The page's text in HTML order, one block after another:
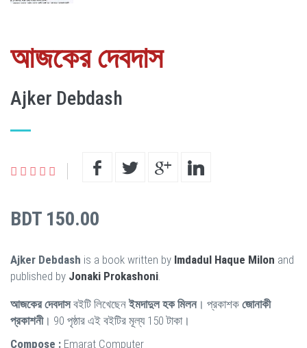
আজকের দেবদাস
Ajker Debdash
BDT 150.00
Ajker Debdash is a book written by Imdadul Haque Milon and
published by Jonaki Prokashoni
আজকের দেবদাসবইটি লিখেছেনইমদাদুল হক মিলন। প্রকাশক জোনাকী
প্রকাশনী। 90 পৃষ্ঠার এই বইটির মূল্য 150 টাকা।
Compose : Emarat Computer